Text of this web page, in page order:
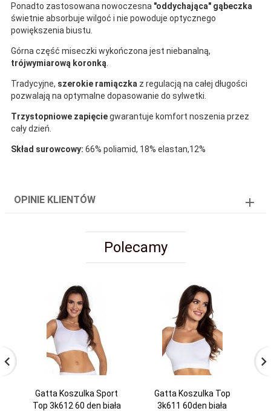
Ponadto zastosowana nowoczesna "oddychająca" gąbeczka
świetnie absorbuje wilgoć i nie powoduje optycznego
powiększenia biustu.
Górna część miseczki wykończona jest niebanalną,
trójwymiarową koronką
Tradycyjne, szerokie ramiączka z regulacją na całej długości
pozwalają na optymalne dopasowanie do sylwetki.
Trzystopniowe zapięciegwarantuje komfort noszenia przez
cały dzień.
Skład surowcowy: 66% poliamid, 18% elastan,12%
OPINIE KLIENTÓW
Polecamy
Gatta Koszulka Sport
Top 3k612 60 den biała
Gatta Koszulka Top
3k611 60den biała